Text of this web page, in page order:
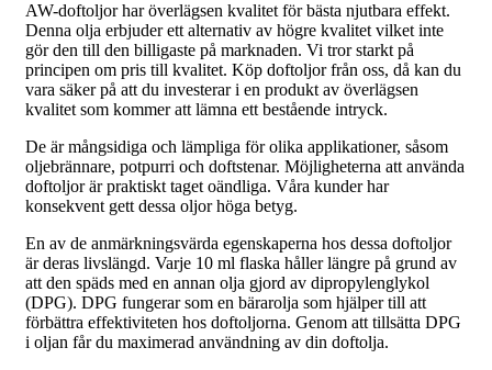
AW-doftoljor har överlägsen kvalitet för bästa njutbara effekt.
Denna olja erbjuder ett alternativ av högre kvalitet vilket inte
gör den till den billigaste på marknaden. Vi tror starkt på
principen om pris till kvalitet. Köp doftoljor från oss, då kan du
vara säker på att du investerar i en produkt av överlägsen
kvalitet som kommer att lämna ett bestående intryck.
De är mångsidiga och lämpliga för olika applikationer, såsom
oljebrännare, potpurri och doftstenar. Möjligheterna att använda
doftoljor är praktiskt taget oändliga. Våra kunder har
konsekvent gett dessa oljor höga betyg.
En av de anmärkningsvärda egenskaperna hos dessa doftoljor
är deras livslängd. Varje 10 ml flaska håller längre på grund av
att den späds med en annan olja gjord av dipropylenglykol
(DPG). DPG fungerar som en bärarolja som hjälper till att
förbättra effektiviteten hos doftoljorna. Genom att tillsätta DPG
i oljan får du maximerad användning av din doftolja.